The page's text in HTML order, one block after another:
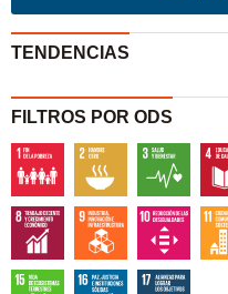
TENDENCIAS
FILTROS POR ODS